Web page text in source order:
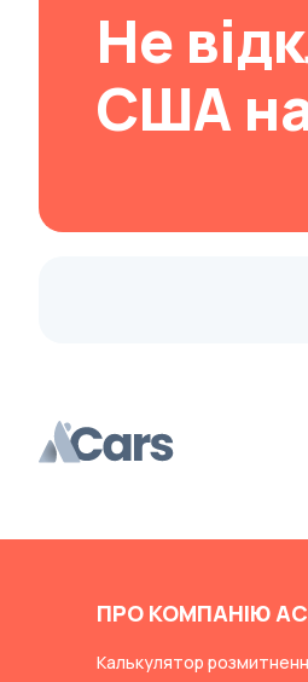
Callaway
Carbodies
Caterham
Chana
Citroen
Dadi
Не
США
ПРО КОМПАНІЮ
Калькулятор